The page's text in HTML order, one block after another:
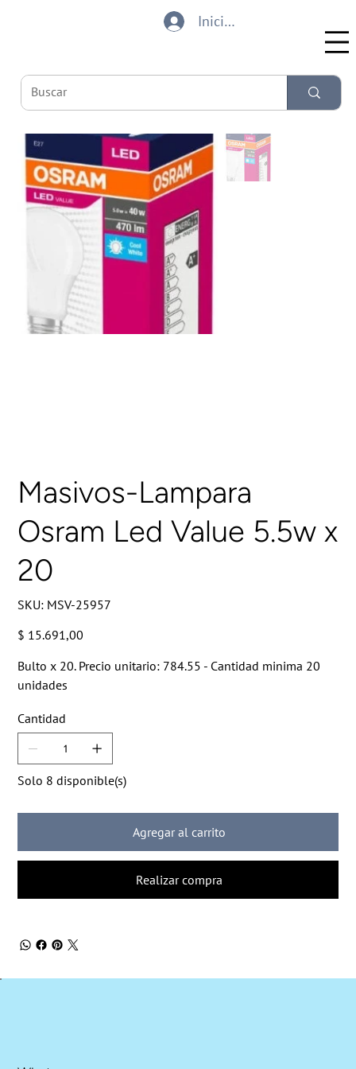
Iniciar sesión
Masivos-Lampara
Osram Led Value 5.5w x
20
SKU: SKU
MSV-
MSV-25957
Precio
$ 15.691,00
Bulto x 20. Precio unitario: 784.55 - Cantidad minima 20
unidades
Cantidad
Solo 8 disponible(s)
Agregar al carrito
Realizar compra